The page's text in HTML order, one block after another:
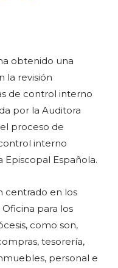
obtenido una
la revisión
de control interno
por la Auditora
proceso de
interno
Española.
centrado en los
para los
como son,
tesorería,
personal e